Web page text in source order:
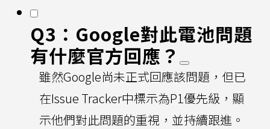
Q3：Google對此電池問題
有什麼官方回應？
雖然Google尚未正式回應該問題，但已
在Issue Tracker中標示為P1優先級，顯
示他們對此問題的重視，並持續跟進。